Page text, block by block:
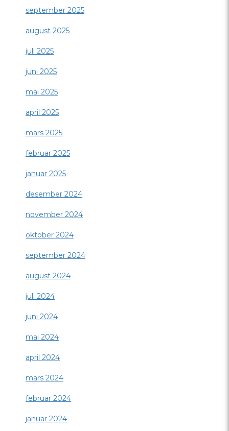
september 2025
august 2025
juli 2025
juni 2025
mai 2025
april 2025
mars 2025
februar 2025
januar 2025
desember 2024
november 2024
oktober 2024
september 2024
august 2024
juli 2024
juni 2024
mai 2024
april 2024
mars 2024
februar 2024
januar 2024